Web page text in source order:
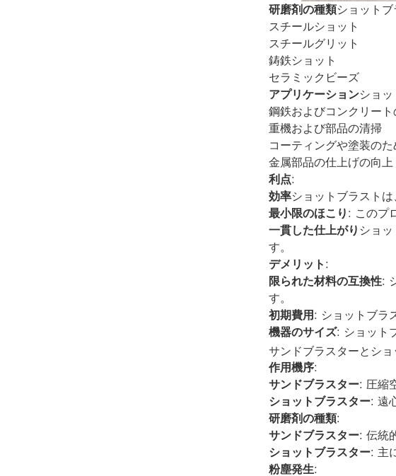
研磨剤の種類ショット
スチールショット
スチールグリット
鋳鉄ショット
セラミックビーズ
アプリケーションショッ
鋼鉄およびコンクリー
重機および部品の清掃
コーティングや塗装の
金属部品の仕上げの向上
利点:
効率ショットブラスト
最小限のほこり: このプ
一貫した仕上がりショ
す。
デメリット:
限られた材料の互換性:
す。
初期費用: ショットブラ
機器のサイズ: ショット
サンドブラスターとシ
作用機序:
サンドブラスター: 圧縮
ショットブラスター: 遠
研磨剤の種類:
サンドブラスター: 伝統
ショットブラスター: 主
粉塵発生: